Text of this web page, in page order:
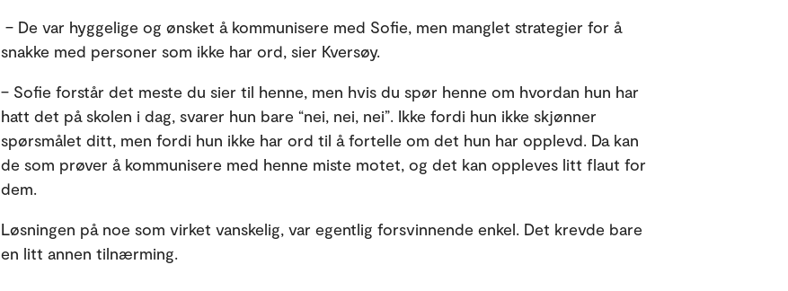
– De var hyggelige og ønsket å kommunisere med Sofie, men manglet strategier for å
snakke med personer som ikke har ord, sier Kversøy.
– Sofie forstår det meste du sier til henne, men hvis du spør henne om hvordan hun har
hatt det på skolen i dag, svarer hun bare “nei, nei, nei”. Ikke fordi hun ikke skjønner
spørsmålet ditt, men fordi hun ikke har ord til å fortelle om det hun har opplevd. Da kan
de som prøver å kommunisere med henne miste motet, og det kan oppleves litt flaut for
dem.
Løsningen på noe som virket vanskelig, var egentlig forsvinnende enkel. Det krevde bare
en litt annen tilnærming.